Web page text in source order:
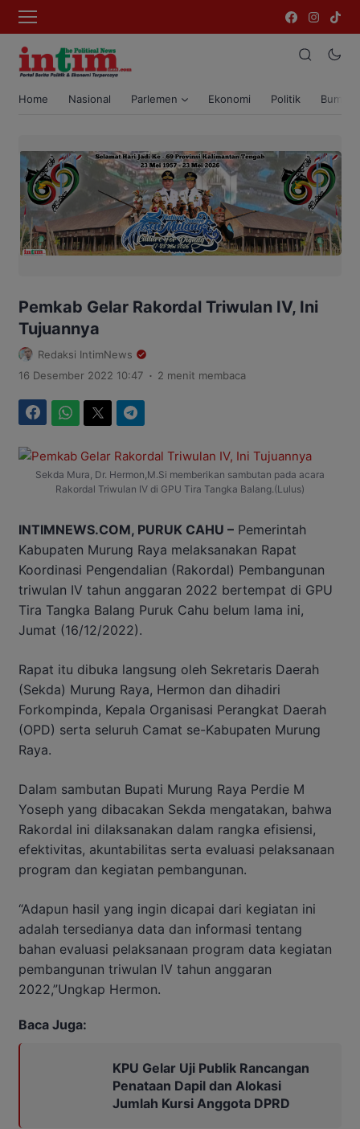
Home Nasional Parlemen Ekonomi Politik Bumi
Pemkab Gelar Rakordal Triwulan IV, Ini
Tujuannya
Redaksi IntimNews
16 Desember 2022 10:47 . 2 menit membaca
Sekda Mura, Dr. Hermon,M.Si memberikan sambutan pada acara
Rakordal Triwulan IV di GPU Tira Tangka Balang.(Lulus)
INTIMNEWS.COM, PURUK CAHU – Pemerintah
Kabupaten Murung Raya melaksanakan Rapat
Koordinasi Pengendalian (Rakordal) Pembangunan
triwulan IV tahun anggaran 2022 bertempat di GPU
Tira Tangka Balang Puruk Cahu belum lama ini,
Jumat (16/12/2022).
Rapat itu dibuka langsung oleh Sekretaris Daerah
(Sekda) Murung Raya, Hermon dan dihadiri
Forkompinda, Kepala Organisasi Perangkat Daerah
(OPD) serta seluruh Camat se-Kabupaten Murung
Raya.
Dalam sambutan Bupati Murung Raya Perdie M
Yoseph yang dibacakan Sekda mengatakan, bahwa
Rakordal ini dilaksanakan dalam rangka efisiensi,
efektivitas, akuntabilitas serta evaluasi pelaksanaan
program dan kegiatan pembangunan.
“Adapun hasil yang ingin dicapai dari kegiatan ini
adalah tersedianya data dan informasi tentang
bahan evaluasi pelaksanaan program data kegiatan
pembangunan triwulan IV tahun anggaran
2022,”Ungkap Hermon.
Baca Juga:
KPU Gelar Uji Publik Rancangan
Penataan Dapil dan Alokasi
Jumlah Kursi Anggota DPRD